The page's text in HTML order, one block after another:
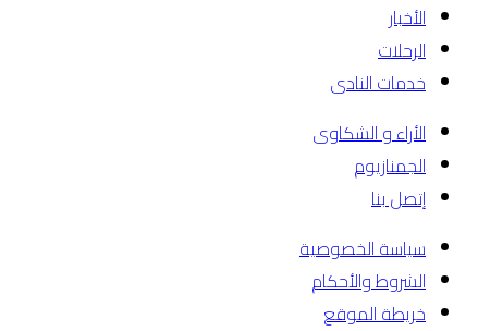
الأخبار
الرحلات
خدمات النادى
الأراء و الشكاوى
الجمنازيوم
إتصل بنا
سياسة الخصوصية
الشروط والأحكام
خريطة الموقع